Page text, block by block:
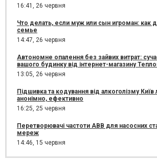
16:41, 26 червня
Что делать, если муж или сын игроман: как
семье
14:47, 26 червня
Автономне опалення без зайвих витрат:
вашого будинку від інтернет-магазину
13:05, 26 червня
Підшивка та кодування від алкоголізму Київ
анонімно, ефективно
16:25, 25 червня
Перетворювачі частоти ABB для насосних
мереж
14:46, 15 червня